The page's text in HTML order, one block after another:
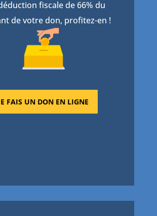
fiscale de 66% du
de votre don, profitez-en !
FAIS UN DON EN LIGNE